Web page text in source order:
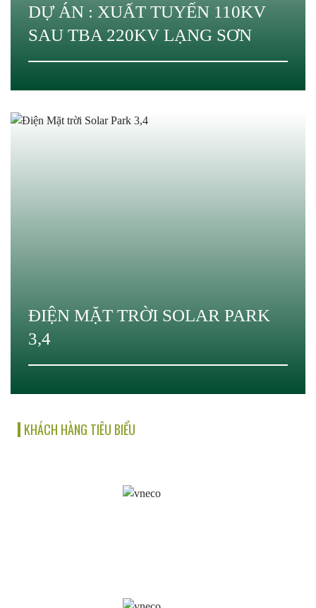
DỰ ÁN : XUẤT TUYẾN 110KV
SAU TBA 220KV LẠNG SƠN
ĐIỆN MẶT TRỜI SOLAR PARK
3,4
KHÁCH HÀNG TIÊU BIỂU